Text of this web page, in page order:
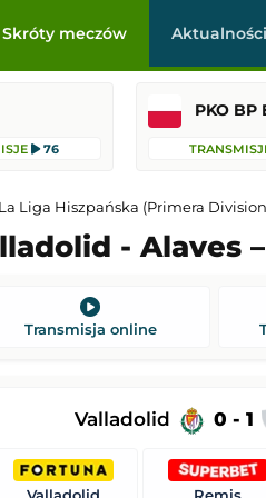
Skróty meczów Aktualności
76
La Liga Hiszpańska (Primera
-
Philadelphia Union
07.08.2026 4:00
- Alaves
Transmisja online
Valladolid 0 - 1